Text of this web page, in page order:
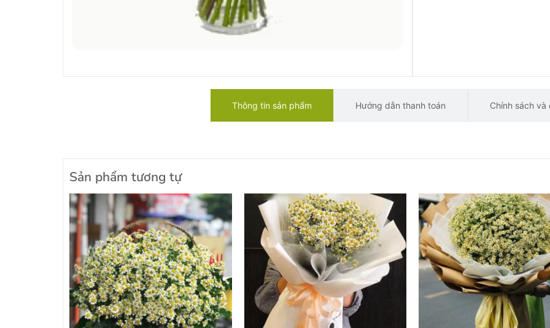
Thông tin sản phẩm Hướng dẫn thanh toán Chính sách và
Sản phẩm tương tự